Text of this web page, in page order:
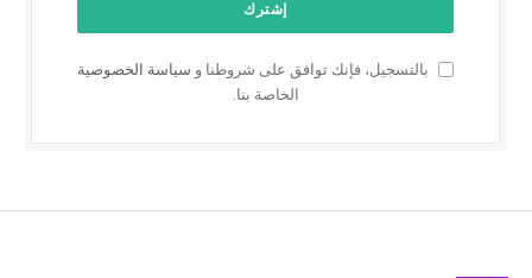
بالتسجيل، فإنك توافق على شروطنا و سياسة الخصوصية
الخاصة بنا.